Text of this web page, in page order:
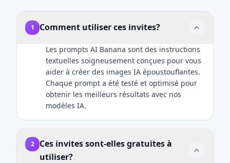
1 Comment utiliser ces invites?
Les prompts AI Banana sont des instructions
textuelles soigneusement conçues pour vous
aider à créer des images IA époustouflantes.
Chaque prompt a été testé et optimisé pour
obtenir les meilleurs résultats avec nos
modèles IA.
2
Ces invites sont-elles gratuites à
utiliser?